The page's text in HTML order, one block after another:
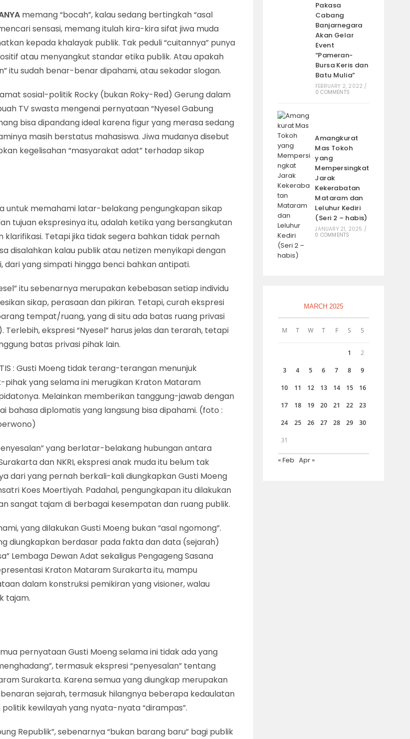
memang “bocah”, kalau sedang bertingkah “asal
sensasi, memang itulah kira-kira sifat jiwa muda
kepada khalayak publik. Tak peduli “cuitannya” punya
atau menyangkut standar etika publik. Atau apakah
itu sudah benar-benar dipahami, atau sekadar slogan.
sosial-politik Rocky (bukan Roky-Red) Gerung dalam
TV swasta mengenai pernyataan “Nyesel Gabung
bisa dipandang ideal karena figur yang merasa sedang
masih berstatus mahasiswa. Jiwa mudanya disebut
kegelisahan “masyarakat adat” terhadap sikap
untuk memahami latar-belakang pengungkapan sikap
tujuan ekspresinya itu, adalah ketika yang bersangkutan
klarifikasi. Tetapi jika tidak segera bahkan tidak pernah
disalahkan kalau publik atau netizen menyikapi dengan
dari yang simpati hingga benci bahkan antipati.
itu sebenarnya merupakan kebebasan setiap individu
sikap, perasaan dan pikiran. Tetapi, curah ekspresi
tempat/ruang, yang di situ ada batas ruang privasi
Terlebih, ekspresi “Nyesel” harus jelas dan terarah, tetapi
batas privasi pihak lain.
: Gusti Moeng tidak terang-terangan menunjuk
pihak yang selama ini merugikan Kraton Mataram
Melainkan memberikan tanggung-jawab dengan
bahasa diplomatis yang langsung bisa dipahami. (foto :
yang berlatar-belakang hubungan antara
dan NKRI, ekspresi anak muda itu belum tak
dari yang pernah berkali-kali diungkapkan Gusti Moeng
Koes Moertiyah. Padahal, pengungkapan itu dilakukan
sangat tajam di berbagai kesempatan dan ruang publik.
yang dilakukan Gusti Moeng bukan “asal ngomong”.
diungkapkan berdasar pada fakta dan data (sejarah)
Lembaga Dewan Adat sekaligus Pengageng Sasana
Kraton Mataram Surakarta itu, mampu
dalam konstruksi pemikiran yang visioner, walau
tajam.
pernyataan Gusti Moeng selama ini tidak ada yang
termasuk ekspresi “penyesalan” tentang
Surakarta. Karena semua yang diungkap merupakan
sejarah, termasuk hilangnya beberapa kedaulatan
kewilayah yang nyata-nyata “dirampas”.
Republik”, sebenarnya “bukan barang baru” bagi publik
Pakasa
Cabang
Banjarnegara
Akan Gelar
Event
“Pameran-
Bursa Keris dan
Batu Mulia”
FEBRUARY 2, 2022 /
0 COMMENTS
Amangkurat
Mas Tokoh
yang
Mempersingkat
Jarak
Kekerabatan
Mataram dan
Leluhur Kediri
(Seri 2 – habis)
JANUARY 21, 2025 /
0 COMMENTS
MARCH 2025
M T W T F S S
1 2
3 4 5 6 7 8 9
10 11 12 13 14 15 16
17 18 19 20 21 22 23
24 25 26 27 28 29 30
31
« Feb Apr »